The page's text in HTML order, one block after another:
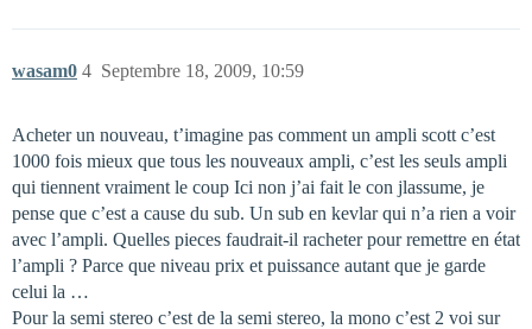
wasam0 Septembre 18, 2009, 10:59
4
Acheter un nouveau, t’imagine pas comment un ampli scott c’est
1000 fois mieux que tous les nouveaux ampli, c’est les seuls ampli
qui tiennent vraiment le coup Ici non j’ai fait le con jlassume, je
pense que c’est a cause du sub. Un sub en kevlar qui n’a rien a voir
avec l’ampli. Quelles pieces faudrait-il racheter pour remettre en état
l’ampli ? Parce que niveau prix et puissance autant que je garde
celui la …
Pour la semi stereo c’est de la semi stereo, la mono c’est 2 voi sur